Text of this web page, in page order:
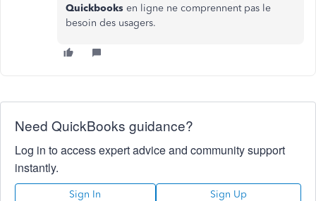
Quickbooks en ligne ne comprennent pas le
besoin des usagers.
Need QuickBooks guidance?
Log in to access expert advice and community support
instantly.
Sign In Sign Up